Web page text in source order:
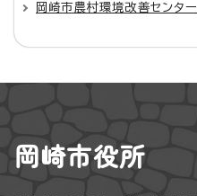
岡崎市農村環境改善センター
岡崎市役所